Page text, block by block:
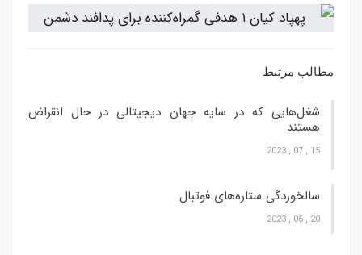
مطالب مرتبط
شغل‌‌هایی که در سایه جهان دیجیتالی در حال انقراض
هستند
15 , 07 , 2023
سالخوردگی ستاره‌های فوتبال
20 , 06 , 2023